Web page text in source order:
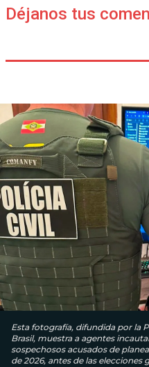
Déjanos tus
Esta fotografía, difundida por la
Brasil, muestra a agentes
sospechosos acusados ​​de
de 2026, antes de las elecciones